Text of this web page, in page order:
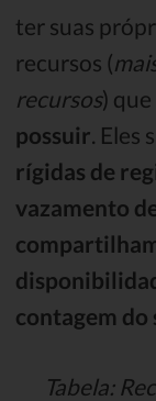
ter suas
recursos (
recursos) que
possuir .
rígidas de
vazamento
contagem
Tabela: